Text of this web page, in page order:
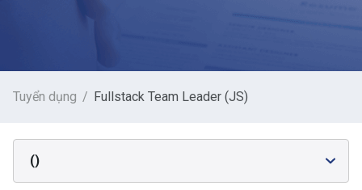
Tuyển dụng Fullstack Team Leader (JS)
()